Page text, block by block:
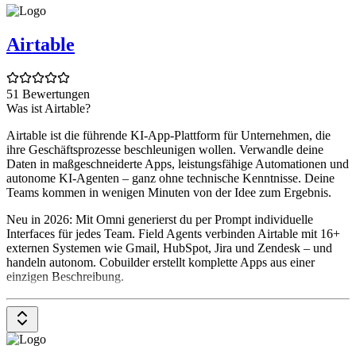
Airtable
51 Bewertungen
Was ist Airtable?
Airtable ist die führende KI-App-Plattform für Unternehmen, die
ihre Geschäftsprozesse beschleunigen wollen. Verwandle deine
Daten in maßgeschneiderte Apps, leistungsfähige Automationen und
autonome KI-Agenten – ganz ohne technische Kenntnisse. Deine
Teams kommen in wenigen Minuten von der Idee zum Ergebnis.
Neu in 2026: Mit Omni generierst du per Prompt individuelle
Interfaces für jedes Team. Field Agents verbinden Airtable mit 16+
externen Systemen wie Gmail, HubSpot, Jira und Zendesk – und
handeln autonom. Cobuilder erstellt komplette Apps aus einer
einzigen Beschreibung.
Mehr als 500.000 Organisationen, darunter 80 % der Fortune 100,
nutzen Airtable, um ihr Geschäft zu managen, aufzubauen und
Citizen Development zu ermöglichen. Das Ergebnis? Schnellere
Innovation, bessere Kundenerlebnisse, Governance auf